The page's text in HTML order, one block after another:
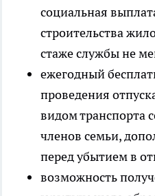
социальная
строительства
стаже службы не
ежегодный
проведения
видом транспорта
членов семьи,
перед убытием в
возможность